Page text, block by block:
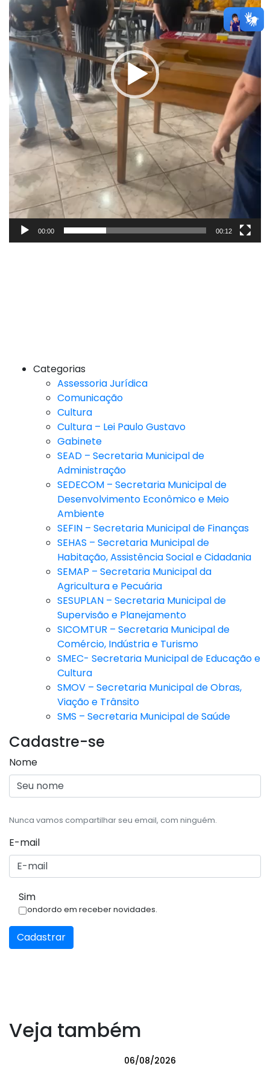
00:00 00:12
Categorias
Assessoria Jurídica
Comunicação
Cultura
Cultura – Lei Paulo Gustavo
Gabinete
SEAD – Secretaria Municipal de
Administração
SEDECOM – Secretaria Municipal de
Desenvolvimento Econômico e Meio
Ambiente
SEFIN – Secretaria Municipal de Finanças
SEHAS – Secretaria Municipal de
Habitação, Assistência Social e Cidadania
SEMAP – Secretaria Municipal da
Agricultura e Pecuária
SESUPLAN – Secretaria Municipal de
Supervisão e Planejamento
SICOMTUR – Secretaria Municipal de
Comércio, Indústria e Turismo
SMEC- Secretaria Municipal de Educação e
Cultura
SMOV – Secretaria Municipal de Obras,
Viação e Trânsito
SMS – Secretaria Municipal de Saúde
Cadastre-se
Nome
Nunca vamos compartilhar seu email, com ninguém.
E-mail
Sim
Condordo em receber novidades.
Cadastrar
Veja também
06/08/2026